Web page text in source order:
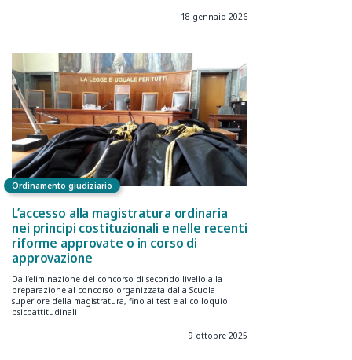
18 gennaio 2026
Ordinamento giudiziario
L’accesso alla magistratura ordinaria
nei principi costituzionali e nelle recenti
riforme approvate o in corso di
approvazione
Dall’eliminazione del concorso di secondo livello alla
preparazione al concorso organizzata dalla Scuola
superiore della magistratura, fino ai test e al colloquio
psicoattitudinali
9 ottobre 2025